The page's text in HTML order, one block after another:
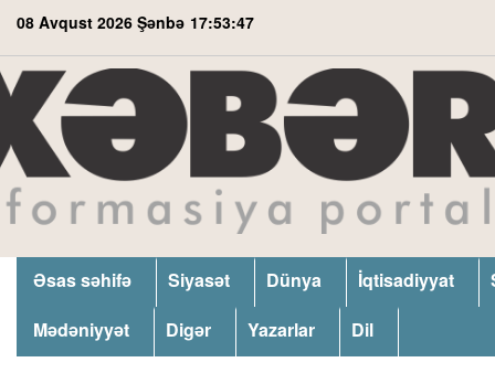
08 Avqust 2026 Şənbə 17:53:47
Əsas səhifə Siyasət Dünya İqtisadiyyat
Mədəniyyət
Digər Yazarlar Dil